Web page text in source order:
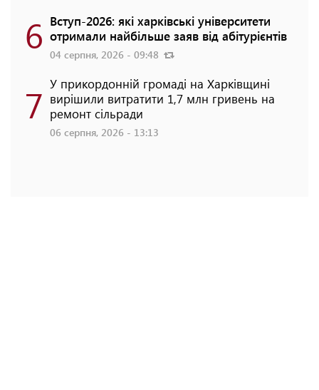
6 Вступ-2026: які харківські університети
отримали найбільше заяв від абітурієнтів
04 серпня, 2026 - 09:48
7 У прикордонній громаді на Харківщині
вирішили витратити 1,7 млн гривень на
ремонт сільради
06 серпня, 2026 - 13:13